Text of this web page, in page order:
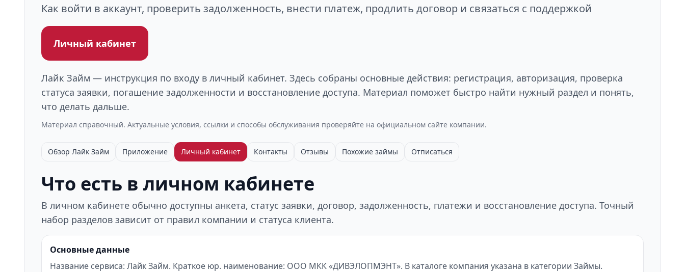
Как войти в аккаунт, проверить задолженность, внести платеж, продлить договор и связаться с поддержкой
Личный кабинет
Лайк Займ — инструкция по входу в личный кабинет. Здесь собраны основные действия: регистрация, авторизация, проверка
статуса заявки, погашение задолженности и восстановление доступа. Материал поможет быстро найти нужный раздел и понять,
что делать дальше.
Материал справочный. Актуальные условия, ссылки и способы обслуживания проверяйте на официальном сайте компании.
Обзор Лайк Займ Приложение Личный кабинет Контакты Отзывы Похожие займы Отписаться
Что есть в личном кабинете
В личном кабинете обычно доступны анкета, статус заявки, договор, задолженность, платежи и восстановление доступа. Точный
набор разделов зависит от правил компании и статуса клиента.
Основные данные
Название сервиса: Лайк Займ. Краткое юр. наименование: ООО МКК «ДИВЭЛОПМЭНТ». В каталоге компания указана в категории Займы.